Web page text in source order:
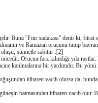
Buna "Fıtır sadakası" denir ki,
ve Ramazan orucunu tutup
sünnetle sabittir .[2]
öncedir. Orucun farz kılındığı yıla
katılmalarına bir yardımdır. Bu
itibaren vacib olursa da,
batmasından itibaren vacib